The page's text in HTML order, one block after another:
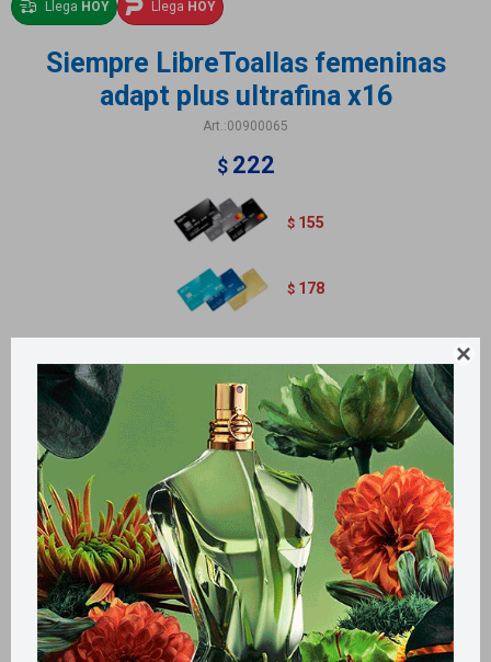

Llega HOY Llega HOY
Siempre LibreToallas femeninas
adapt plus ultrafina x16
00900065
$ 222
$ 155
$ 178
Métodos y costos de envío
Retiros gratuitos en tiendas
Productos que te pueden interesar